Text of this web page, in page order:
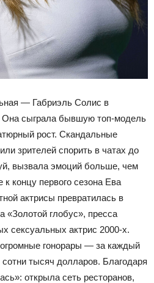
— Габриэль Солис в
Она сыграла бывшую топ-модель
рост. Скандальные
зрителей спорить в чатах до
вызвала эмоций больше, чем
к концу первого сезона Ева
актрисы превратилась в
«Золотой глобус», пресса
сексуальных актрис 2000-х.
гонорары — за каждый
тысяч долларов. Благодаря
открыла сеть ресторанов,